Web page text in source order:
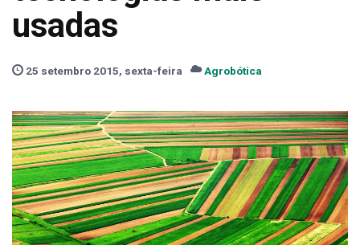
usadas
25 setembro 2015, sexta-feira Agrobótica